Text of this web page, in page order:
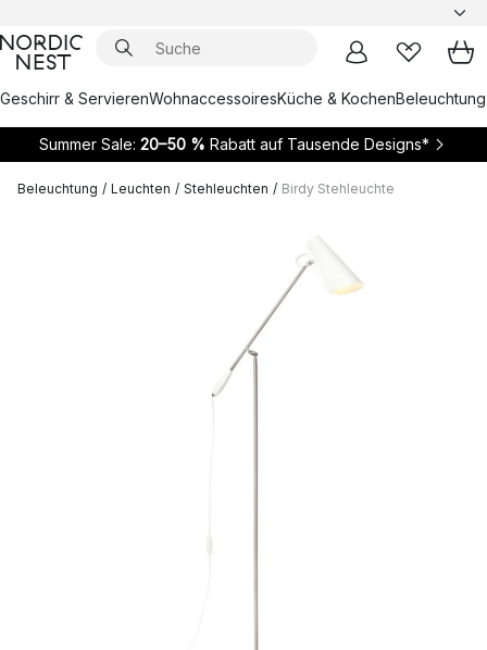
Geschirr & ServierenWohnaccessoiresKüche & KochenBeleuchtung
Summer Sale: 20–50 % Rabatt auf Tausende Designs*
Beleuchtung / Leuchten / Stehleuchten / Birdy Stehleuchte